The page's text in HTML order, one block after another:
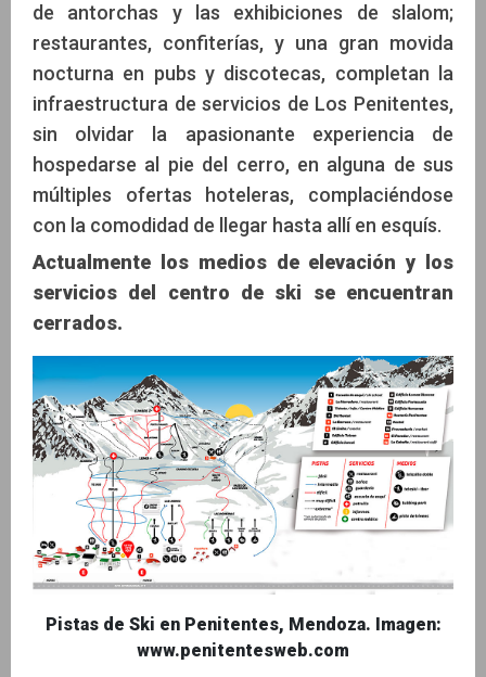
de antorchas y las exhibiciones de slalom;
restaurantes, confiterías, y una gran movida
nocturna en pubs y discotecas, completan la
infraestructura de servicios de Los Penitentes,
sin olvidar la apasionante experiencia de
hospedarse al pie del cerro, en alguna de sus
múltiples ofertas hoteleras, complaciéndose
con la comodidad de llegar hasta allí en esquís.
Actualmente los medios de elevación y los
servicios del centro de ski se encuentran
cerrados.
Pistas de Ski en Penitentes, Mendoza. Imagen:
www.penitentesweb.com